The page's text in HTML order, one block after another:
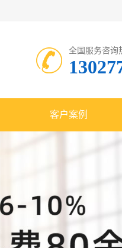
全国服务咨询
客户案例